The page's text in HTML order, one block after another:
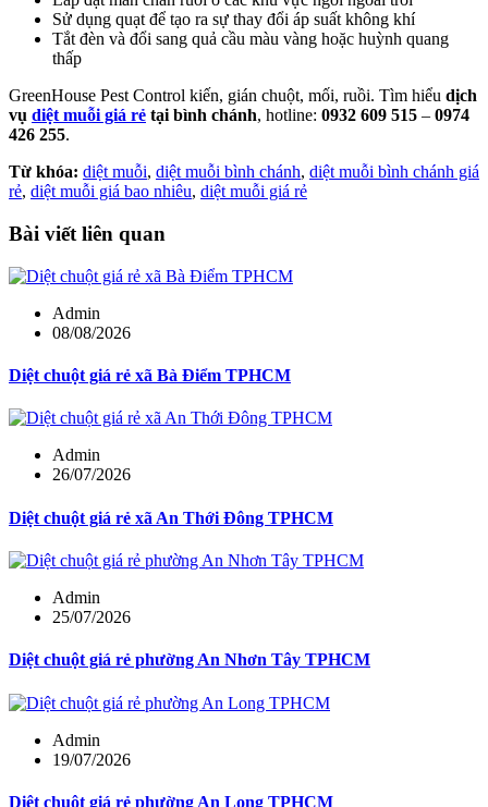
Sử dụng quạt để tạo ra sự thay đổi áp suất không khí
Tắt đèn và đổi sang quả cầu màu vàng hoặc huỳnh quang
thấp
GreenHouse Pest Control kiến, gián chuột, mối, ruồi. Tìm hiểu dịch
vụ diệt muỗi giá rẻ tại bình chánh, hotline: 0932 609 515 – 0974
426 255.
Từ khóa: diệt muỗi, diệt muỗi bình chánh, diệt muỗi bình chánh giá
rẻ, diệt muỗi giá bao nhiêu, diệt muỗi giá rẻ
Bài viết liên quan
Admin
08/08/2026
Diệt chuột giá rẻ xã Bà Điểm TPHCM
Admin
26/07/2026
Diệt chuột giá rẻ xã An Thới Đông TPHCM
Admin
25/07/2026
Diệt chuột giá rẻ phường An Nhơn Tây TPHCM
Admin
19/07/2026
Diệt chuột giá rẻ phường An Long TPHCM